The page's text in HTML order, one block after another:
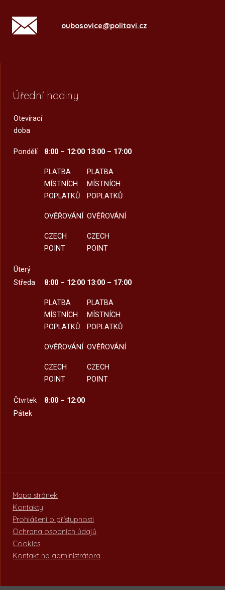
oubosovice@politavi.cz
Úřední hodiny
Otevírací
doba
Pondělí 8:00 – 12:00
PLATBA
MÍSTNÍCH
POPLATKŮ
OVĚŘOVÁNÍ
CZECH
POINT
13:00 – 17:00
PLATBA
MÍSTNÍCH
POPLATKŮ
OVĚŘOVÁNÍ
CZECH
POINT
Úterý
Středa
8:00 – 12:00
PLATBA
MÍSTNÍCH
POPLATKŮ
OVĚŘOVÁNÍ
CZECH
POINT
13:00 – 17:00
PLATBA
MÍSTNÍCH
POPLATKŮ
OVĚŘOVÁNÍ
CZECH
POINT
Čtvrtek
8:00 – 12:00
Pátek
Mapa stránek
Kontakty
Prohlášení o přístupnosti
Ochrana osobních údajů
Cookies
Kontakt na administrátora